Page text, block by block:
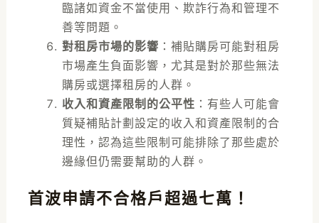
臨諸如資金不當使用、欺詐行為和管理不
善等問題。
對租房市場的影響 ：補貼購房可能對租房
市場產生負面影響，尤其是對於那些無法
購房或選擇租房的人群。
收入和資產限制的公平性 ：有些人可能會
質疑補貼計劃設定的收入和資產限制的合
理性，認為這些限制可能排除了那些處於
邊緣但仍需要幫助的人群。
首波申請不合格戶超過七萬！